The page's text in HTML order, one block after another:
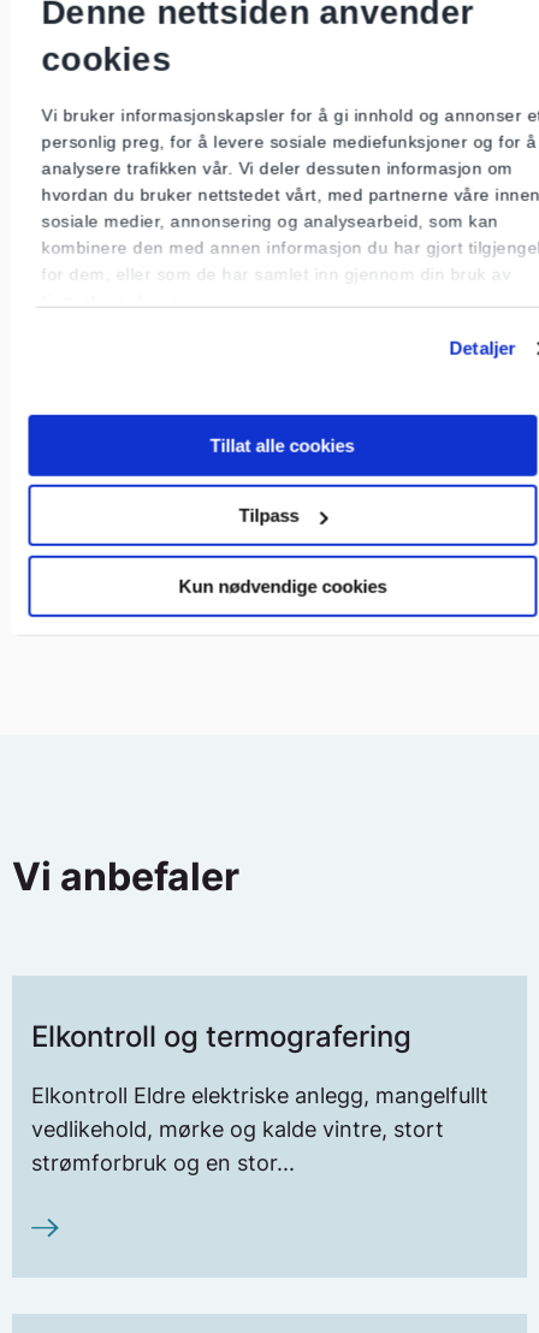
Denne nettsiden anvender
cookies
Vi bruker informasjonskapsler for å gi innhold og annonser
personlig preg, for å levere sosiale mediefunksjoner og for å
analysere trafikken vår. Vi deler dessuten informasjon om
hvordan du bruker nettstedet vårt, med partnerne våre innen
sosiale medier, annonsering og analysearbeid, som kan
kombinere den med annen informasjon du har gjort
for dem, eller som de har samlet inn gjennom din bruk av
Detaljer
Tillat alle cookies
Tilpass
Kun nødvendige cookies
at det ikke er varmgang i brytere,
koblingsbokser, stikkontakter etc. (visuell
Tilkoblet utstyr
at varmeovner ikke er tildekket.
bruken av skjøteledning.
komfyren måles spesielt for ev. isolasjonsfeil og
Sjekk
dokumentasjon og samsvarserklæring
arbeid utført tilgjengelig.
Bolignormen Om tilsynet
Vi anbefaler
Elkontroll og termografering
Elkontroll Eldre elektriske anlegg, mangelfullt
vedlikehold, mørke og kalde vintre, stort
strømforbruk og en stor...